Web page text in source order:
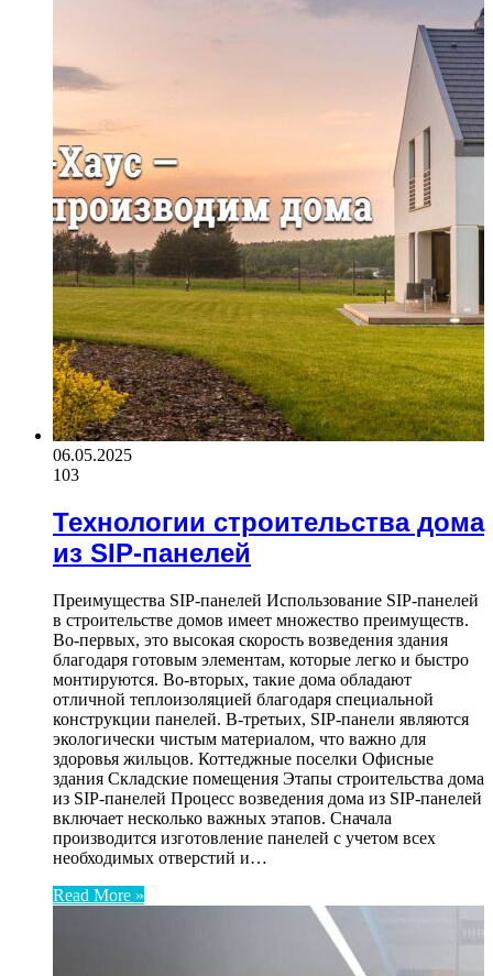
06.05.2025
103
Технологии строительства дома
из SIP-панелей
Преимущества SIP-панелей Использование SIP-панелей
в строительстве домов имеет множество преимуществ.
Во-первых, это высокая скорость возведения здания
благодаря готовым элементам, которые легко и быстро
монтируются. Во-вторых, такие дома обладают
отличной теплоизоляцией благодаря специальной
конструкции панелей. В-третьих, SIP-панели являются
экологически чистым материалом, что важно для
здоровья жильцов. Коттеджные поселки Офисные
здания Складские помещения Этапы строительства дома
из SIP-панелей Процесс возведения дома из SIP-панелей
включает несколько важных этапов. Сначала
производится изготовление панелей с учетом всех
необходимых отверстий и…
Read More »